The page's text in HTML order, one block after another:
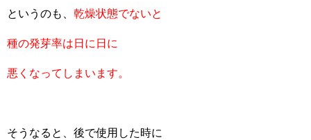
というのも、 乾燥状態でないと
種の発芽率は日に日に
悪くなってしまいます。
そうなると、後で使用した時に